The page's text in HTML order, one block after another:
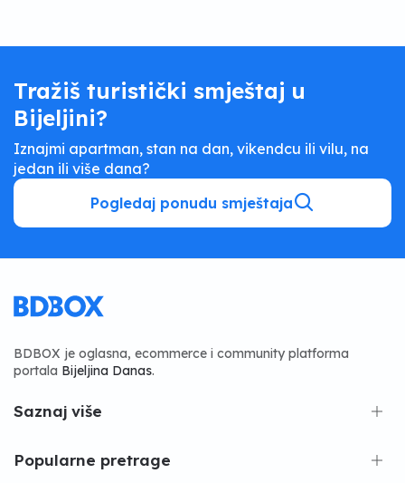
Tražiš turistički smještaj u
Bijeljini?
Iznajmi apartman, stan na dan, vikendcu ili vilu, na
jedan ili više dana?
Pogledaj ponudu smještaja
BDBOX je oglasna, ecommerce i community platforma
portala Bijeljina Danas.
Saznaj više
Popularne pretrage